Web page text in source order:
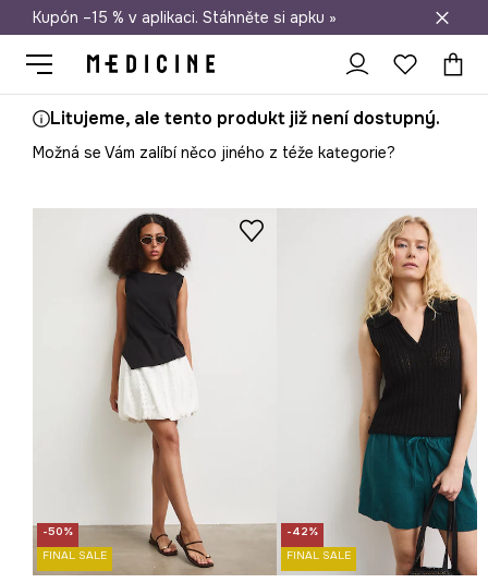
Doprava zdarma při nákupu nad 1 200 Kč
Kupón –15 % v aplikaci. Stáhněte si apku »
Litujeme, ale tento produkt již není dostupný.
Možná se Vám zalíbí něco jiného z téže kategorie?
-50%
FINAL SALE
-42%
FINAL SALE